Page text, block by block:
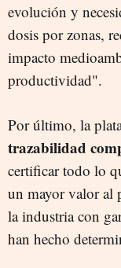
evolución y
dosis por zonas,
impacto
productividad".
Por último, la
trazabilidad
certificar todo lo
un mayor valor al
la industria con
han hecho